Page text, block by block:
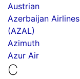
Austrian
Azerbaijan Airlines
(AZAL)
Azimuth
Azur Air
C